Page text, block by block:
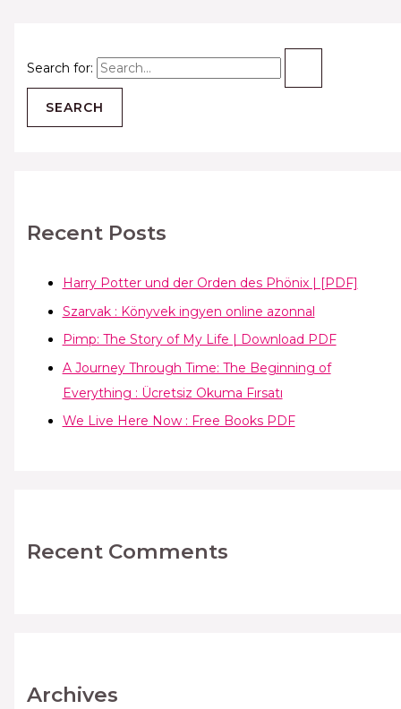
Search for:
Recent Posts
Harry Potter und der Orden des Phönix | [PDF]
Szarvak : Könyvek ingyen online azonnal
Pimp: The Story of My Life | Download PDF
A Journey Through Time: The Beginning of
Everything : Ücretsiz Okuma Fırsatı
We Live Here Now : Free Books PDF
Recent Comments
Archives